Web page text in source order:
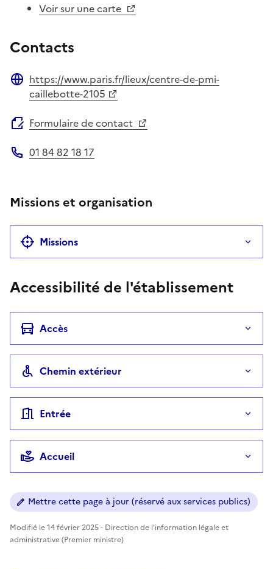
Voir sur une carte
Contacts
Site web
https://www.paris.fr/lieux/centre-de-pmi-
caillebotte-2105
Formulaire de contact
01 84 82 18 17
Missions et organisation
Missions
Accessibilité de l'établissement
Accès
Chemin extérieur
Entrée
Accueil
Mettre cette page à jour (réservé aux services publics)
Modifié le 14 février 2025 - Direction de l'information légale et
administrative (Premier ministre)